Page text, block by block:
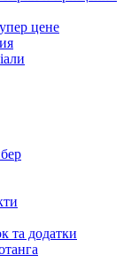
цене
та додатки